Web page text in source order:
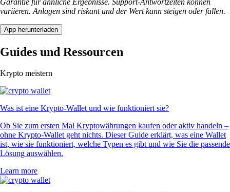
variieren. Anlagen sind riskant und der Wert kann steigen oder fallen.
App herunterladen
Guides und Ressourcen
Krypto meistern
Was ist eine Krypto-Wallet und wie funktioniert sie?
Ob Sie zum ersten Mal Kryptowährungen kaufen oder aktiv handeln –
ohne Krypto-Wallet geht nichts. Dieser Guide erklärt, was eine Wallet
ist, wie sie funktioniert, welche Typen es gibt und wie Sie die passende
Lösung auswählen.
Learn more